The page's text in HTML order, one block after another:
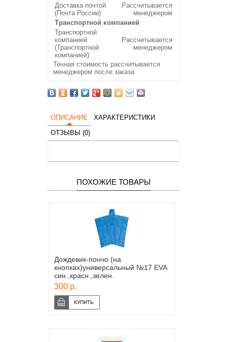
Доставка почтой
(Почта России)
Рассчитывается
менеджером
Транспортной компанией
Транспортной
компанией
(Транспортной
компанией)
Рассчитывается
менеджером
Точная стоимость рассчитывается
менеджером после заказа
ОПИСАНИЕ
ХАРАКТЕРИСТИКИ
ОТЗЫВЫ (0)
ПОХОЖИЕ ТОВАРЫ
Дождевик-пончо (на
кнопках)универсальный №17 EVA
син.,красн.,зелен.
300 р.